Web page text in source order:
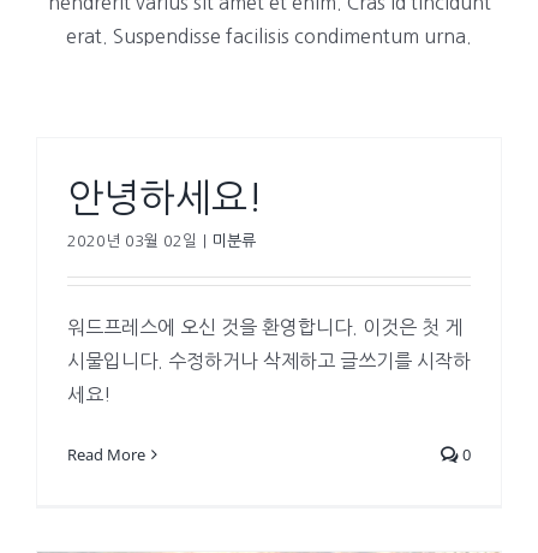
erat. Suspendisse facilisis condimentum urna.
안녕하세요!
2020년 03월 02일 미분류
워드프레스에 오신 것을 환영합니다. 이것은 첫 게
시물입니다. 수정하거나 삭제하고 글쓰기를 시작하
세요!
Read More 0